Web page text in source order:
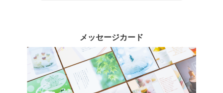
メッセージカード